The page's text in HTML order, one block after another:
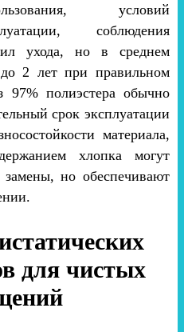
условий
соблюдения
ухода, но в среднем
2 лет при правильном
97% полиэстера обычно
срок эксплуатации
материала,
хлопка могут
замены, но обеспечивают
для чистых